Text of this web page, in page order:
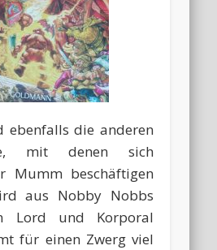
ebenfalls die anderen
mit denen sich
Mumm beschäftigen
aus Nobby Nobbs
Lord und Korporal
für einen Zwerg viel